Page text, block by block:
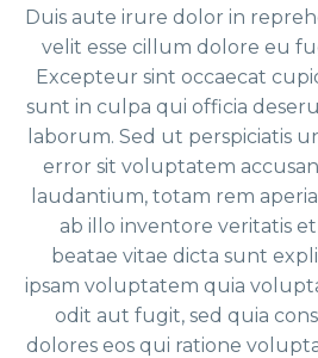
Duis aute irure dolor in
velit esse cillum dolore eu
Excepteur sint occaecat
sunt in culpa qui officia
laborum. Sed ut perspiciatis
error sit voluptatem
laudantium, totam rem
ab illo inventore veritatis
beatae vitae dicta sunt
ipsam voluptatem quia
odit aut fugit, sed quia
dolores eos qui ratione